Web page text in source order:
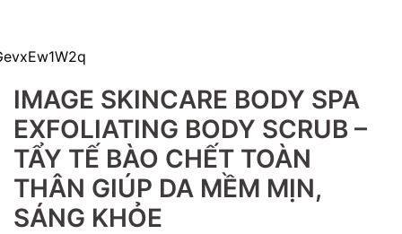
IMAGE SKINCARE BODY SPA
EXFOLIATING BODY SCRUB –
TẨY TẾ BÀO CHẾT TOÀN
THÂN GIÚP DA MỀM MỊN,
SÁNG KHỎE